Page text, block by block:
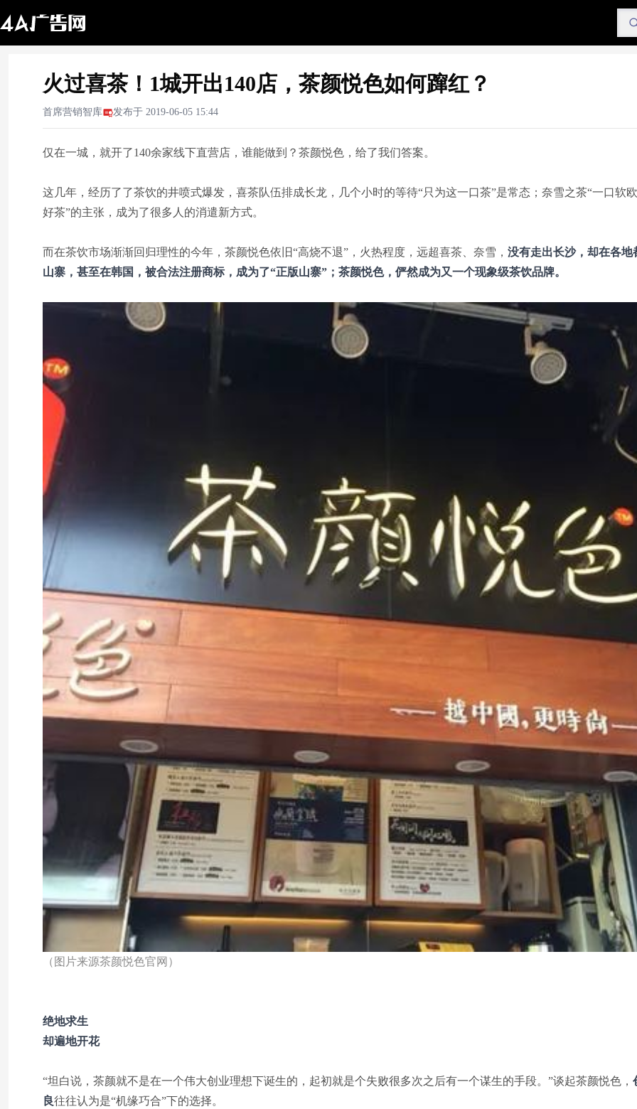
火过喜茶！1城开出140店，茶颜悦色如何蹿红？
首席营销智库 发布于 2019-06-05 15:44
仅在一城，就开了140余家线下直营店，谁能做到？茶颜悦色，给了我们答案。
这几年，经历了了茶饮的井喷式爆发，喜茶队伍排成长龙，几个小时的等待“只为这一口茶”是常态；奈雪之茶“一口软
好茶”的主张，成为了很多人的消遣新方式。
而在茶饮市场渐渐回归理性的今年，茶颜悦色依旧“高烧不退”，火热程度，远超喜茶、奈雪， 没有走出长沙，却在各地
山寨，甚至在韩国，被合法注册商标，成为了“正版山寨”； 茶颜悦色，俨然成为又一个现象级茶饮品牌。
（图片来源茶颜悦色官网）
绝地求生
却遍地开花
“坦白说，茶颜就不是在一个伟大创业理想下诞生的，起初就是个失败很多次之后有一个谋生的手段。”谈起茶颜悦色，
良往往认为是“机缘巧合”下的选择。